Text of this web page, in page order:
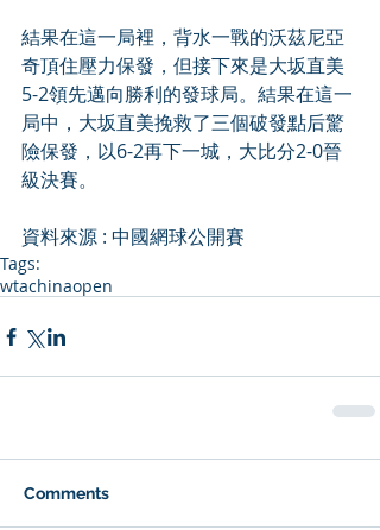
結果在這一局裡，背水一戰的沃茲尼亞
奇頂住壓力保發，但接下來是大坂直美
5-2領先邁向勝利的發球局。結果在這一
局中，大坂直美挽救了三個破發點后驚
險保發，以6-2再下一城，大比分2-0晉
級決賽。
資料來源 : 中國網球公開賽
Tags:
wtachinaopen
Comments